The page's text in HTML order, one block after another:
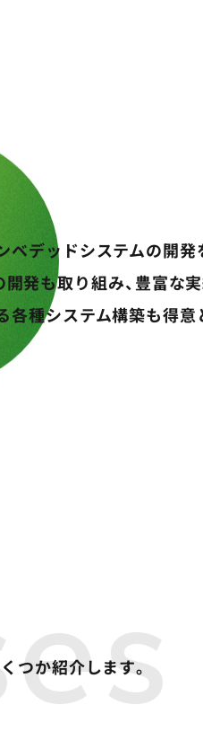
ベデッドシステムの開発
発も取り組み、豊富な
各種システム構築も得意
つか紹介します。